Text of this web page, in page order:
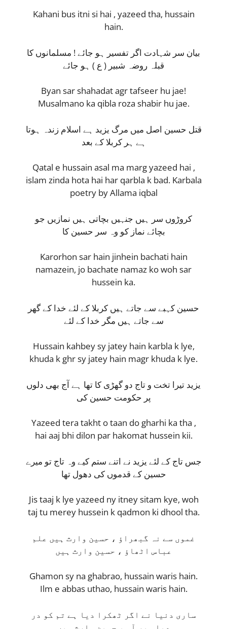
Kahani bus itni si hai , yazeed tha, hussain
hain.
بیان سر شہادت اگر تفسیر ہو جائے ! مسلمانوں کا
قبلہ روضہ شبیر ( ع ) ہو جائے
Byan sar shahadat agr tafseer hu jae!
Musalmano ka qibla roza shabir hu jae.
قتل حسین اصل میں مرگ یزید ہے اسلام زندہ ہوتا
ہے ہر کربلا کے بعد
Qatal e hussain asal ma marg yazeed hai ,
islam zinda hota hai har qarbla k bad. Karbala
poetry by Allama iqbal
کروڑوں سر ہیں جنہیں بچاتی ہیں نمازیں جو
بچائے نماز کو وہ سر حسین کا
Karorhon sar hain jinhein bachati hain
namazein, jo bachate namaz ko woh sar
hussein ka.
حسین کہبے سے جاتے ہیں کربلا کے لئے خدا کے گھر
سے جاتے ہیں مگر خدا کے لئے
Hussain kahbey sy jatey hain karbla k lye,
khuda k ghr sy jatey hain magr khuda k lye.
یزید تیرا تخت و تاج دو گھڑی کا تھا ہے آج بھی دلوں
پر حکومت حسین کی
Yazeed tera takht o taan do gharhi ka tha ,
hai aaj bhi dilon par hakomat hussein kii.
جس تاج کے لئے یزید نے اتنے ستم کیے وہ تاج تو میرے
حسین کے قدموں کی دھول تھا
Jis taaj k lye yazeed ny itney sitam kye, woh
taj tu merey hussein k qadmon ki dhool tha.
غموں سے نہ گبھراؤ ، حسین وارث ہیں علم
عباس اٹھاؤ ، حسین وارث ہیں
Ghamon sy na ghabrao, hussain waris hain.
Ilm e abbas uthao, hussain waris hain.
ساری دنیا نے اگر ٹھکرا دیا ہے تم کو در